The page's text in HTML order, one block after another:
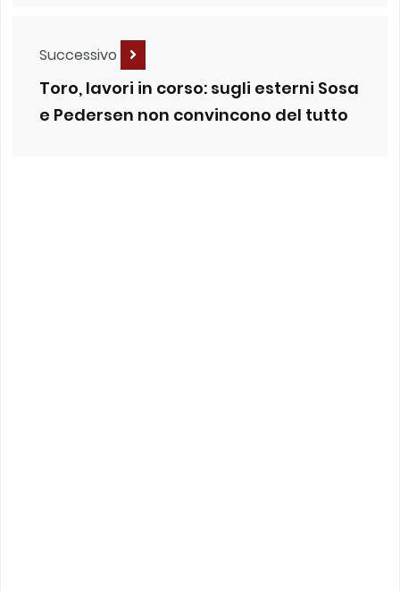
Successivo
Toro, lavori in corso: sugli esterni Sosa
e Pedersen non convincono del tutto